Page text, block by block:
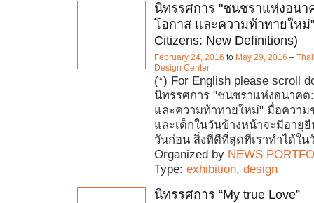
นิทรรศการ "ชนชราแห่งอนา
โอกาส และความท้าทายใหม่
Citizens: New Definitions)
February 24, 2016 to May 29, 2016 –
Design Center
(*) For English please scroll
นิทรรศการ "ชนชราแห่งอนาคต
และความท้าทายใหม่" มื่อความ
และเด็กในวันข้างหน้าจะมีอายุ
วันก่อน สิ่งที่ดีที่สุดที่เราทำได้ใน
Organized by NEWS
Type: exhibition, design
นิทรรศการ “My true Love”